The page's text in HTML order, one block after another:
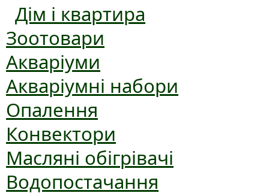
Дім і квартира
Зоотовари
Акваріуми
Акваріумні набори
Опалення
Конвектори
Масляні обігрівачі
Водопостачання